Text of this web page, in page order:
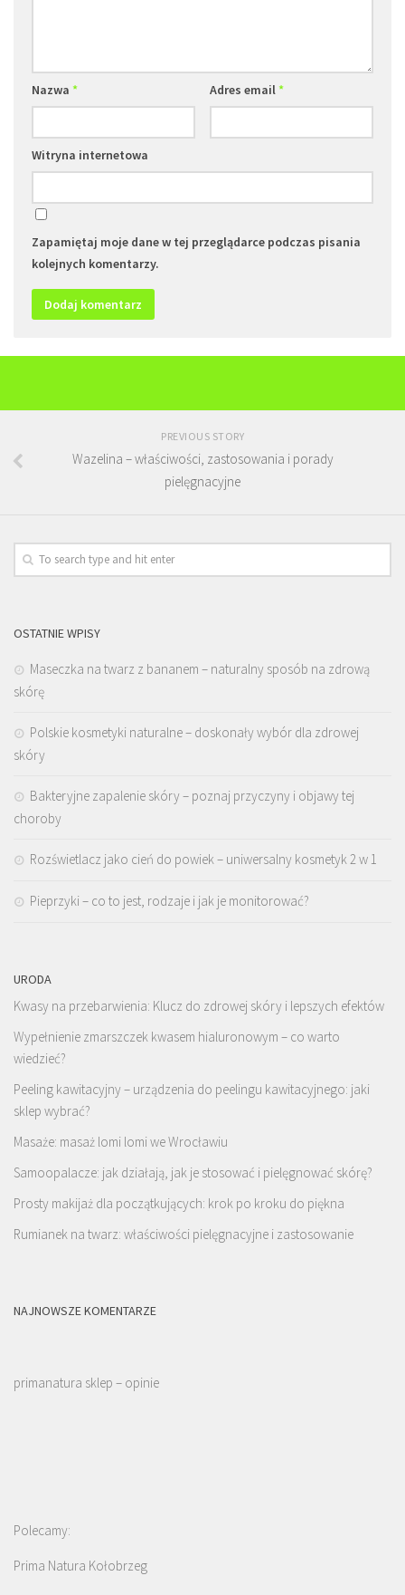
Nazwa * Adres email*
Witryna internetowa
Zapamiętaj moje dane w tej przeglądarce podczas pisania
kolejnych komentarzy.
PREVIOUS STORY
Wazelina – właściwości, zastosowania i porady
pielęgnacyjne
OSTATNIE WPISY
Maseczka na twarz z bananem – naturalny sposób na zdrową
skórę
Polskie kosmetyki naturalne – doskonały wybór dla zdrowej
skóry
Bakteryjne zapalenie skóry – poznaj przyczyny i objawy tej
choroby
Rozświetlacz jako cień do powiek – uniwersalny kosmetyk 2 w 1
Pieprzyki – co to jest, rodzaje i jak je monitorować?
URODA
Kwasy na przebarwienia: Klucz do zdrowej skóry i lepszych efektów
Wypełnienie zmarszczek kwasem hialuronowym – co warto
wiedzieć?
Peeling kawitacyjny – urządzenia do peelingu kawitacyjnego: jaki
sklep wybrać?
Masaże: masaż lomi lomi we Wrocławiu
Samoopalacze: jak działają, jak je stosować i pielęgnować skórę?
Prosty makijaż dla początkujących: krok po kroku do piękna
Rumianek na twarz: właściwości pielęgnacyjne i zastosowanie
NAJNOWSZE KOMENTARZE
primanatura sklep – opinie
Polecamy:
Prima Natura Kołobrzeg